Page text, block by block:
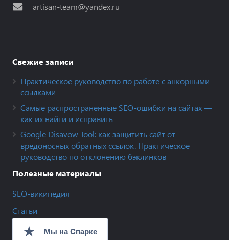
artisan-team@yandex.ru
Свежие записи
Практическое руководство по работе с анкорными
ссылками
Самые распространенные SEO-ошибки на сайтах —
как их найти и исправить
Google Disavow Tool: как защитить сайт от
вредоносных обратных ссылок. Практическое
руководство по отклонению бэклинков
Полезные материалы
SEO-википедия
Статьи